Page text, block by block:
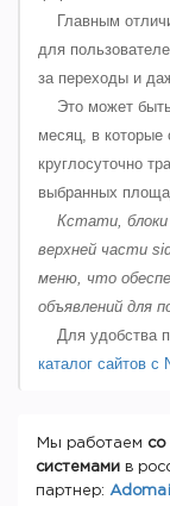
Главным
для
за переходы и
Это может
месяц, в которые
круглосуточно
выбранных
Кстати, блоки
верхней части
меню, что
объявлений для
Для удобства
каталог сайтов с
Мы работаем
системами в
партнер: